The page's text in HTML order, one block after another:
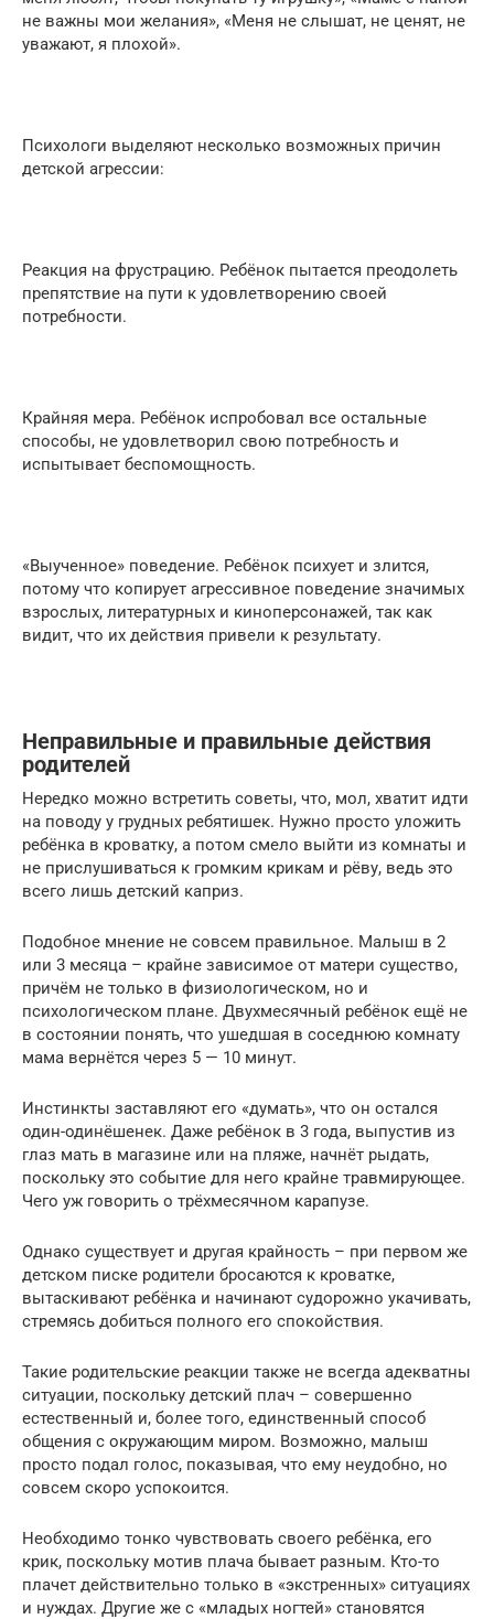
не важны мои желания», «Меня не слышат, не ценят, не
уважают, я плохой».
Психологи выделяют несколько возможных причин
детской агрессии:
‍Реакция на фрустрацию. Ребёнок пытается преодолеть
препятствие на пути к удовлетворению своей
потребности.
‍Крайняя мера. Ребёнок испробовал все остальные
способы, не удовлетворил свою потребность и
испытывает беспомощность.
‍«Выученное» поведение. Ребёнок психует и злится,
потому что копирует агрессивное поведение значимых
взрослых, литературных и киноперсонажей, так как
видит, что их действия привели к результату.
Неправильные и правильные действия
родителей
Нередко можно встретить советы, что, мол, хватит идти
на поводу у грудных ребятишек. Нужно просто уложить
ребёнка в кроватку, а потом смело выйти из комнаты и
не прислушиваться к громким крикам и рёву, ведь это
всего лишь детский каприз.
Подобное мнение не совсем правильное. Малыш в 2
или 3 месяца – крайне зависимое от матери существо,
причём не только в физиологическом, но и
психологическом плане. Двухмесячный ребёнок ещё не
в состоянии понять, что ушедшая в соседнюю комнату
мама вернётся через 5 — 10 минут.
Инстинкты заставляют его «думать», что он остался
один-одинёшенек. Даже ребёнок в 3 года, выпустив из
глаз мать в магазине или на пляже, начнёт рыдать,
поскольку это событие для него крайне травмирующее.
Чего уж говорить о трёхмесячном карапузе.
Однако существует и другая крайность – при первом же
детском писке родители бросаются к кроватке,
вытаскивают ребёнка и начинают судорожно укачивать,
стремясь добиться полного его спокойствия.
Такие родительские реакции также не всегда адекватны
ситуации, поскольку детский плач – совершенно
естественный и, более того, единственный способ
общения с окружающим миром. Возможно, малыш
просто подал голос, показывая, что ему неудобно, но
совсем скоро успокоится.
Необходимо тонко чувствовать своего ребёнка, его
крик, поскольку мотив плача бывает разным. Кто-то
плачет действительно только в «экстренных» ситуациях
и нуждах. Другие же с «младых ногтей» становятся